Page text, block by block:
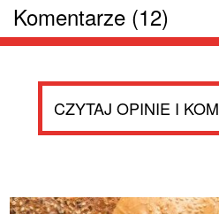
Komentarze (12)
CZYTAJ OPINIE I